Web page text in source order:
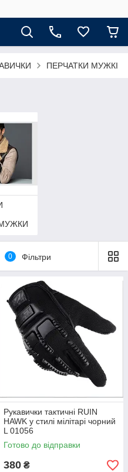
ПЕРЧАТКИ МУЖКІ
0 Фільтри
Рукавички тактичні RUIN
HAWK у стилі мілітарі чорний
L 01056
Готово до відправки
380 ₴